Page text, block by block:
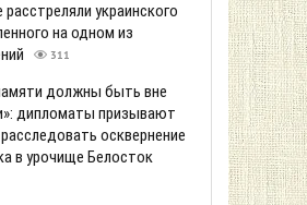
расстреляли украинского
на одном из
311
должны быть вне
дипломаты призывают
осквернение
в урочище Белосток